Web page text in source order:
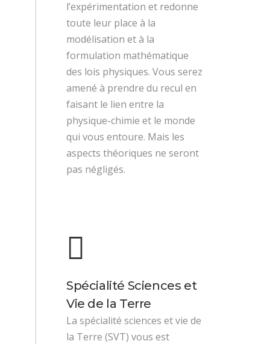
l’expérimentation et redonne
toute leur place à la
modélisation et à la
formulation mathématique
des lois physiques. Vous serez
amené à prendre du recul en
faisant le lien entre la
physique-chimie et le monde
qui vous entoure. Mais les
aspects théoriques ne seront
pas négligés.
Spécialité Sciences et
Vie de la Terre
La spécialité sciences et vie de
la Terre (SVT) vous est